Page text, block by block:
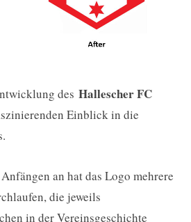
des Hallescher FC
Einblick in die
an hat das Logo mehrere
die jeweils
in der Vereinsgeschichte